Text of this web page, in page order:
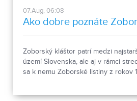
07.Aug, 06:08
Ako dobre poznáte
Zoborský kláštor patrí medzi
území Slovenska, ale aj v rámci
sa k nemu Zoborské listiny z rokov